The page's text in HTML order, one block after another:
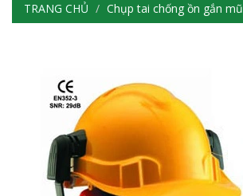
TRANG CHỦ Chụp tai chống ồn gắn mũ